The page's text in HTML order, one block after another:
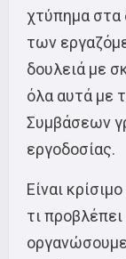
χτύπημα στα
των
δουλειά με
όλα αυτά με
Συμβάσεων
εργοδοσίας.
Είναι
τι